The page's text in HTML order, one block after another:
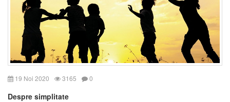
19 Noi 2020 3165 0
Despre simplitate